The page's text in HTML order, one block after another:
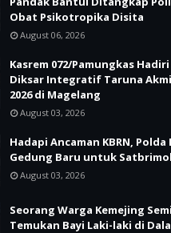
Obat Psikotropika Disita
August 06, 2026
Kasrem 072/Pamungkas
Diksar Integratif Taruna
2026 di Magelang
August 03, 2026
Hadapi Ancaman KBRN, Polda
Gedung Baru untuk
August 03, 2026
Seorang Warga Kemejing
Temukan Bayi Laki-laki di